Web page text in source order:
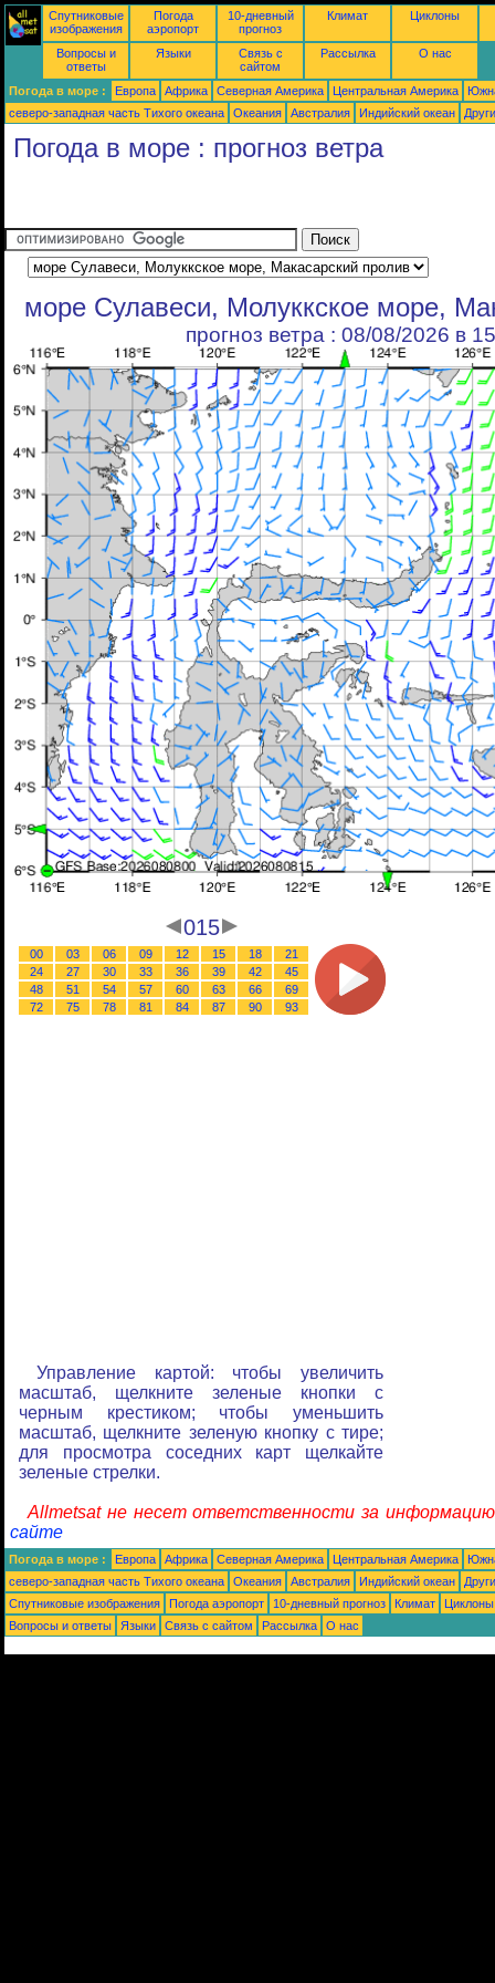
Спутниковые
изображения
Погода
аэропорт
10-дневный
прогноз
Климат Циклоны
Вопросы и
ответы
Языки
Связь с
сайтом
Рассылка О нас
Погода в море : Европа Африка Северная Америка Центральная Америка
северо-западная часть Tихого океана
Океания Австралия Индийский океан
Погода в море : прогноз ветра
море Сулавеси, Молуккское море,
прогноз ветра : 08/08/2026 в
015
00 03 06 09 12 15 18
21
24
27 30 33 36 39 42
45
48
51 54 57 60 63 66
69
72
75 78 81 84 87 90 93
Управление картой: чтобы увеличить
масштаб, щелкните зеленые кнопки с
черным крестиком; чтобы уменьшить
масштаб, щелкните зеленую кнопку с тире;
для просмотра соседних карт щелкайте
зеленые стрелки.
Allmetsat не несет ответственности за
сайте
Погода в море : Европа Африка Северная Америка Центральная Америка
северо-западная часть Tихого океана
Океания Австралия Индийский океан
Спутниковые изображения
Погода аэропорт 10-дневный прогноз Климат
Циклоны
Вопросы и ответы
Языки Связь с сайтом Рассылка О нас